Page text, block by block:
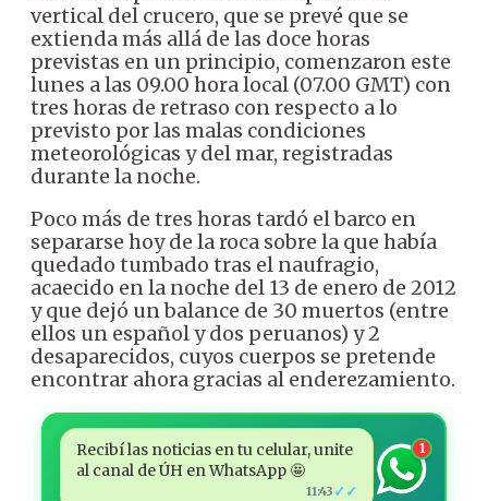
vertical del crucero, que se prevé que se
extienda más allá de las doce horas
previstas en un principio, comenzaron este
lunes a las 09.00 hora local (07.00 GMT) con
tres horas de retraso con respecto a lo
previsto por las malas condiciones
meteorológicas y del mar, registradas
durante la noche.
Poco más de tres horas tardó el barco en
separarse hoy de la roca sobre la que había
quedado tumbado tras el naufragio,
acaecido en la noche del 13 de enero de 2012
y que dejó un balance de 30 muertos (entre
ellos un español y dos peruanos) y 2
desaparecidos, cuyos cuerpos se pretende
encontrar ahora gracias al enderezamiento.
Recibí las noticias en tu celular, unite
al canal de ÚH en WhatsApp 🤩
11:43 ✓✓
1